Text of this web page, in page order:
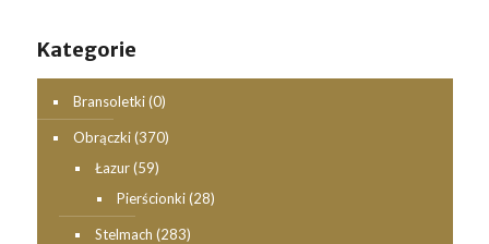
Kategorie
Bransoletki (0)
Obrączki (370)
Łazur (59)
Pierścionki (28)
Stelmach (283)